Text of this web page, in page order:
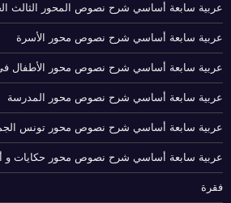
عربية سابعة أساسي شرح نصوص المحور الثالث
عربية سابعة أساسي شرح نصوص محور الأسرة
عربية سابعة أساسي شرح نصوص محور الأطفال في
عربية سابعة أساسي شرح نصوص محور المدرسة
عربية سابعة أساسي شرح نصوص محور تونس
عربية سابعة أساسي شرح نصوص محور حكايات و
فقرة